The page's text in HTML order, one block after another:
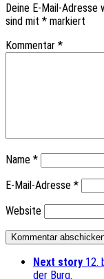
Deine E-Mail-
sind mit * markiert
Kommentar *
Name *
E-Mail-Adresse *
Website
Next story 12.
der Burg.